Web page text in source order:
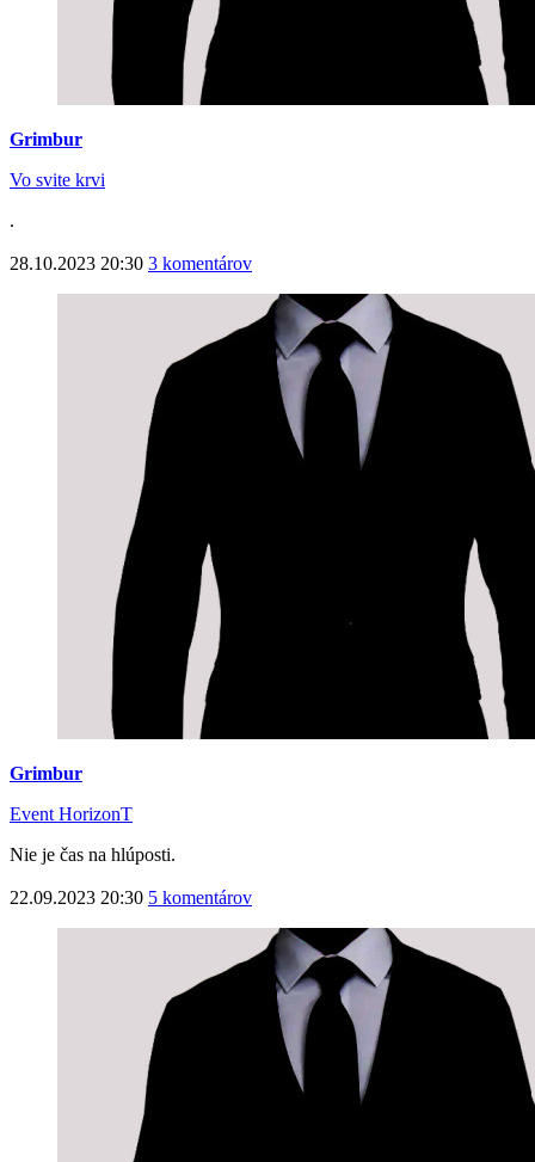
Grimbur
Vo svite krvi
.
28.10.2023 20:30 3 komentárov
Grimbur
Event HorizonT
Nie je čas na hlúposti.
22.09.2023 20:30 5 komentárov